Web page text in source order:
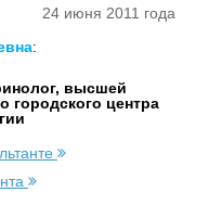
24 июня 2011 года
:
высшей
городского центра